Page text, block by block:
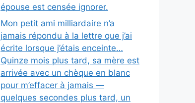
épouse est censée ignorer.
Mon petit ami milliardaire n’a
jamais répondu à la lettre que j’ai
écrite lorsque j’étais enceinte…
Quinze mois plus tard, sa mère est
arrivée avec un chèque en blanc
pour m’effacer à jamais —
quelques secondes plus tard, un